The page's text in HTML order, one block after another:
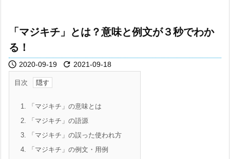
「マジキチ」とは？意味と例文が３秒でわか
る！
 2020-09-19  2021-09-18
目次
1. 「マジキチ」の意味とは
2. 「マジキチ」の語源
3. 「マジキチ」の誤った使われ方
4. 「マジキチ」の例文・用例